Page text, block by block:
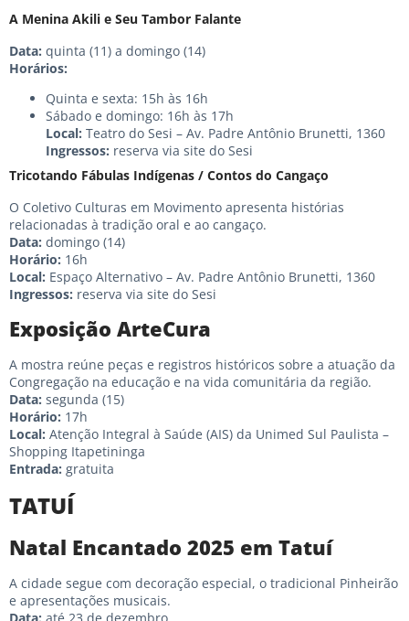
A Menina Akili e Seu Tambor Falante
Data: quinta (11) a domingo (14)
Horários:
Quinta e sexta: 15h às 16h
Sábado e domingo: 16h às 17h
Local: Teatro do Sesi – Av. Padre Antônio Brunetti, 1360
Ingressos: reserva via site do Sesi
Tricotando Fábulas Indígenas / Contos do Cangaço
O Coletivo Culturas em Movimento apresenta histórias
relacionadas à tradição oral e ao cangaço.
Data: domingo (14)
Horário: 16h
Local: Espaço Alternativo – Av. Padre Antônio Brunetti, 1360
Ingressos: reserva via site do Sesi
Exposição ArteCura
A mostra reúne peças e registros históricos sobre a atuação da
Congregação na educação e na vida comunitária da região.
Data: segunda (15)
Horário: 17h
Local: Atenção Integral à Saúde (AIS) da Unimed Sul Paulista –
Shopping Itapetininga
Entrada: gratuita
TATUÍ
Natal Encantado 2025 em Tatuí
A cidade segue com decoração especial, o tradicional Pinheirão
e apresentações musicais.